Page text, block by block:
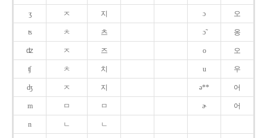
ʒ ㅈ 지 ɔ 오
ʦ ㅊ 츠 ɔ̃ 옹
ʣ ㅈ 즈 o 오
ʧ ㅊ 치 u 우
ʤ ㅈ 지 ə** 어
m ㅁ ㅁ ɚ 어
n ㄴ ㄴ